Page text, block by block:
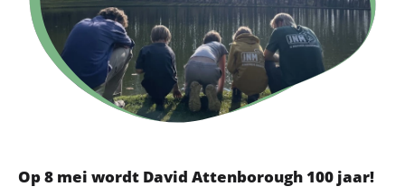
Op 8 mei wordt David Attenborough 100 jaar!